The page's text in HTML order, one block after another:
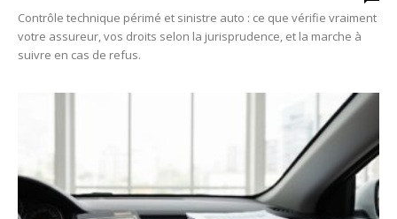
Contrôle technique périmé et sinistre auto : ce que vérifie vraiment
votre assureur, vos droits selon la jurisprudence, et la marche à
suivre en cas de refus.